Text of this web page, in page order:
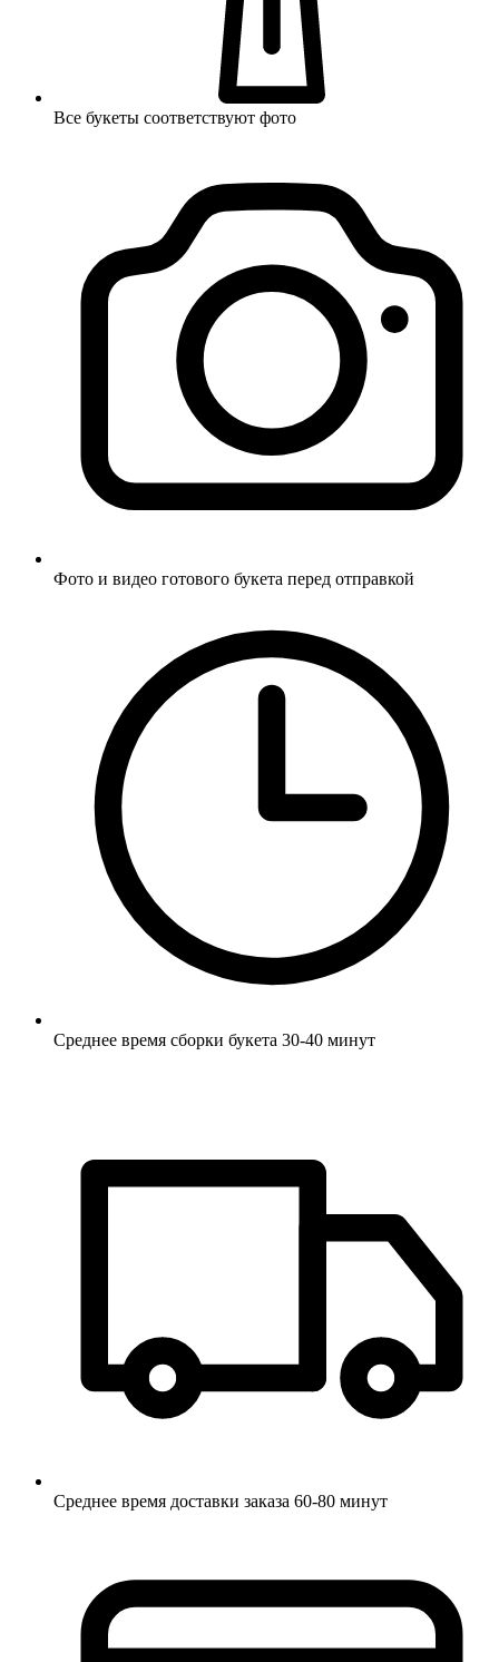
Все букеты соответствуют фото
Фото и видео готового букета перед отправкой
Среднее время сборки букета 30-40 минут
Среднее время доставки заказа 60-80 минут